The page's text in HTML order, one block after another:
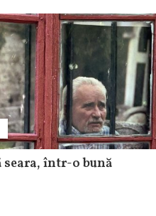
seara, într-o bună